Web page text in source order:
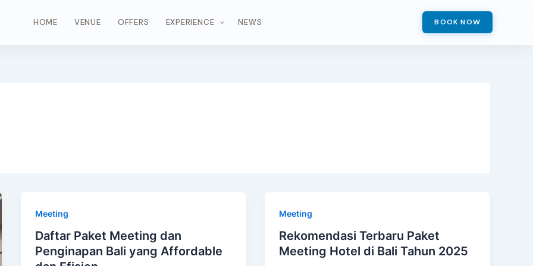
HOME VENUE OFFERS EXPERIENCE NEWS BOOK NOW
Meeting
Daftar Paket Meeting dan
Penginapan Bali yang Affordable
Meeting
Rekomendasi Terbaru Paket
Meeting Hotel di Bali Tahun 2025